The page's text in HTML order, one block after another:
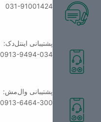
031-91001424
پشتیبانی اینتل‌دک:
0913-9494-034
پشتیبانی وال‌مش:
0913-6464-300